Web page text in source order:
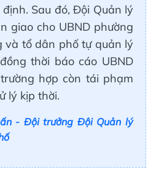
Sau đó, Đội Quản lý
giao cho UBND phường
và tổ dân phố tự quản lý
thời báo cáo UBND
hợp còn tái phạm
lý kịp thời.
- Đội trưởng Đội Quản lý